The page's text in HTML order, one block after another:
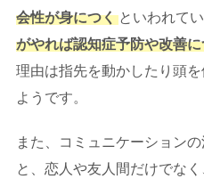
会性が身につく といわれてい
がやれば認知症予防や改善
理由は指先を動かしたり頭
ようです。
また、コミュニケーション
と、恋人や友人間だけでな